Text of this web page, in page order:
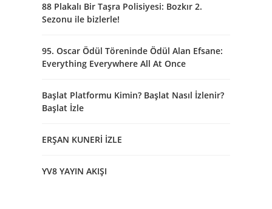
88 Plakalı Bir Taşra Polisiyesi: Bozkır 2.
Sezonu ile bizlerle!
95. Oscar Ödül Töreninde Ödül Alan Efsane:
Everything Everywhere All At Once
Başlat Platformu Kimin? Başlat Nasıl İzlenir?
Başlat İzle
ERŞAN KUNERİ İZLE
YV8 YAYIN AKIŞI